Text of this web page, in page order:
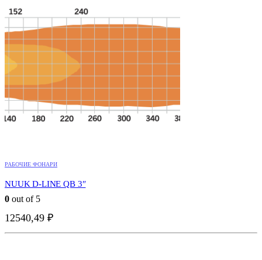
РАБОЧИЕ ФОНАРИ
NUUK D-LINE QB 3″
0 out of 5
12540,49 ₽